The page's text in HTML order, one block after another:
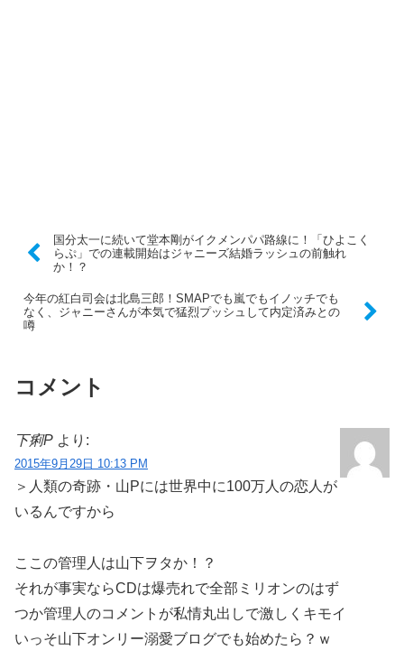
国分太一に続いて堂本剛がイクメンパパ路線に！「ひよこく
らぷ」での連載開始はジャニーズ結婚ラッシュの前触れ
か！？
今年の紅白司会は北島三郎！SMAPでも嵐でもイノッチでも
なく、ジャニーさんが本気で猛烈プッシュして内定済みとの
噂
コメント
下痢P より:
2015年9月29日 10:13 PM
＞人類の奇跡・山Pには世界中に100万人の恋人が
いるんですから
ここの管理人は山下ヲタか！？
それが事実ならCDは爆売れで全部ミリオンのはず
つか管理人のコメントが私情丸出しで激しくキモイ
いっそ山下オンリー溺愛ブログでも始めたら？ｗ